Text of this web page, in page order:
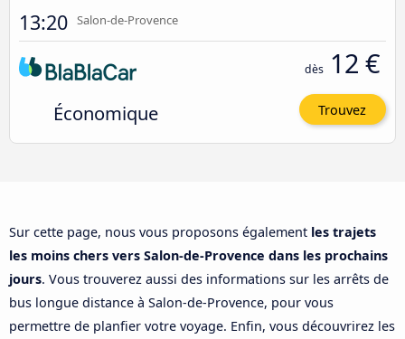
13:20 Salon-de-Provence
Économique
dès 12 €
Trouvez
Sur cette page, nous vous proposons également les trajets
les moins chers vers Salon-de-Provence dans les prochains
jours. Vous trouverez aussi des informations sur les arrêts de
bus longue distance à Salon-de-Provence, pour vous
permettre de planfier votre voyage. Enfin, vous découvrirez les